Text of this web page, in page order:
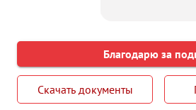
Благодарю за
Скачать документы